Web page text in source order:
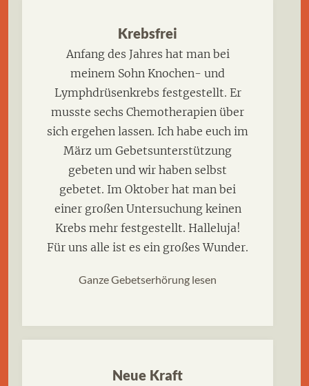
Krebsfrei
Anfang des Jahres hat man bei
meinem Sohn Knochen- und
Lymphdrüsenkrebs festgestellt. Er
musste sechs Chemotherapien über
sich ergehen lassen. Ich habe euch im
März um Gebetsunterstützung
gebeten und wir haben selbst
gebetet. Im Oktober hat man bei
einer großen Untersuchung keinen
Krebs mehr festgestellt. Halleluja!
Für uns alle ist es ein großes Wunder.
Ganze Gebetserhörung lesen
Neue Kraft